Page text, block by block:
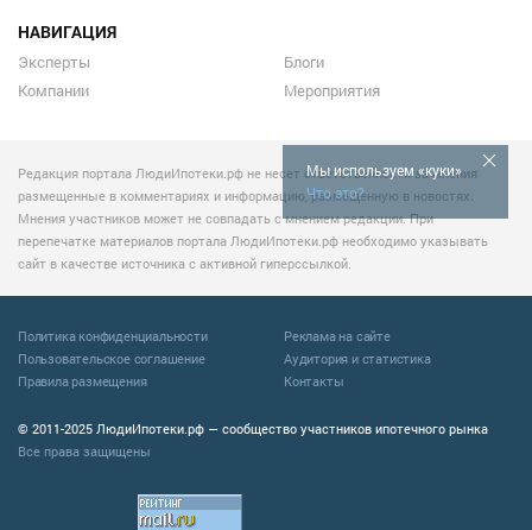
Мы используем «куки»
Что это?
НАВИГАЦИЯ
Эксперты
Компании
Блоги
Мероприятия
Редакция портала ЛюдиИпотеки.рф не несет ответственности за мнения
размещенные в комментариях и информацию, размещенную в новостях.
Мнения участников может не совпадать с мнением редакции. При
перепечатке материалов портала ЛюдиИпотеки.рф необходимо указывать
сайт в качестве источника с активной гиперссылкой.
© 2011-2025 ЛюдиИпотеки.рф — сообщество участников ипотечного рынка
Все права защищены
Политика конфиденциальности
Пользовательское соглашение
Правила размещения
Реклама на сайте
Аудитория и статистика
Контакты